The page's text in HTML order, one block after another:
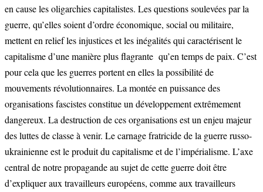
en cause les oligarchies capitalistes. Les questions soulevées par la
guerre, qu’elles soient d’ordre économique, social ou militaire,
mettent en relief les injustices et les inégalités qui caractérisent le
capitalisme d’une manière plus flagrante qu’en temps de paix. C’est
pour cela que les guerres portent en elles la possibilité de
mouvements révolutionnaires. La montée en puissance des
organisations fascistes constitue un développement extrêmement
dangereux. La destruction de ces organisations est un enjeu majeur
des luttes de classe à venir. Le carnage fratricide de la guerre russo-
ukrainienne est le produit du capitalisme et de l’impérialisme. L’axe
central de notre propagande au sujet de cette guerre doit être
d’expliquer aux travailleurs européens, comme aux travailleurs